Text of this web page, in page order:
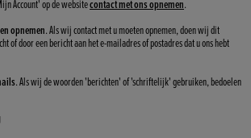
Account' op de websitecontact met ons opnemen.
opnemen. Als wij contact met u moeten opnemen, doen wij dit
of door een bericht aan het e-mailadres of postadres dat u ons hebt
. Als wij de woorden 'berichten' of 'schriftelijk' gebruiken, bedoelen